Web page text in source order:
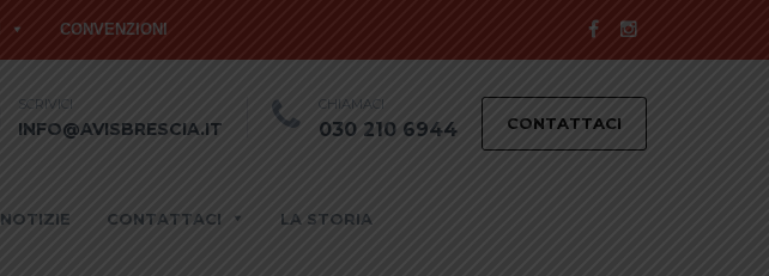
CONVENZIONI
SCRIVICI
INFO@AVISBRESCIA.IT
CHIAMACI
030 210 6944 CONTATTACI
NOTIZIE CONTATTACI LA STORIA